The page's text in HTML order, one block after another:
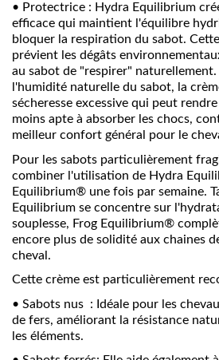
• Protectrice : Hydra Equilibrium
efficace qui maintient l'équilibre
bloquer la respiration du sabot.
prévient les dégâts
au sabot de "respirer"
l'humidité naturelle du sabot, la
sécheresse excessive qui peut
moins apte à absorber les chocs,
meilleur confort général pour le
Pour les sabots particulièrement
combiner l'utilisation de Hydra
Equilibrium® une fois par semaine.
Equilibrium se concentre sur
souplesse, Frog Equilibrium®
encore plus de solidité aux chaines
cheval.
Cette crème est particulièrement
• Sabots nus : Idéale pour les
de fers, améliorant la résistance
les éléments.